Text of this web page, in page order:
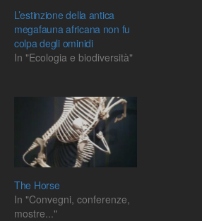
L’estinzione della antica
megafauna africana non fu
colpa degli ominidi
In "Ecologia e biodiversità"
The Horse
In "Convegni, conferenze,
mostre..."